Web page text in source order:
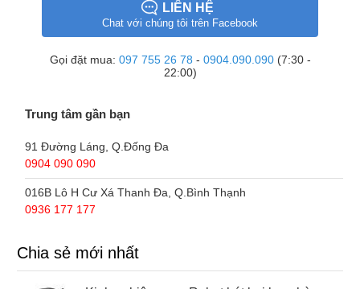
LIÊN HỆ
Chat với chúng tôi trên Facebook
Gọi đặt mua: 097 755 26 78 - 0904.090.090(7:30 -
22:00)
Trung tâm gần bạn
91 Đường Láng, Q.Đống Đa
0904 090 090
016B Lô H Cư Xá Thanh Đa, Q.Bình Thạnh
0936 177 177
Chia sẻ mới nhất